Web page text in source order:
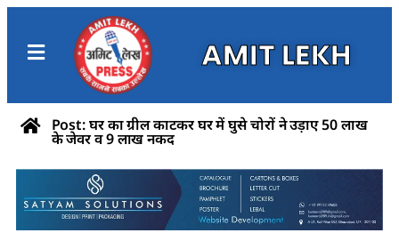
AMIT LEKH
Post: घर का ग्रील काटकर घर में घुसे चोरों ने उड़ाए 50 लाख
के जेवर व 9 लाख नकद